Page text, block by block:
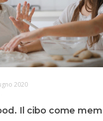
2020
Il cibo come